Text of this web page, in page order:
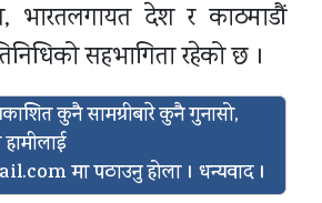
भारतलगायत देश र काठमाडौं
सहभागिता रहेको छ ।
कुनै सामग्रीबारे कुनै गुनासो,
मा पठाउनु होला । धन्यवाद ।